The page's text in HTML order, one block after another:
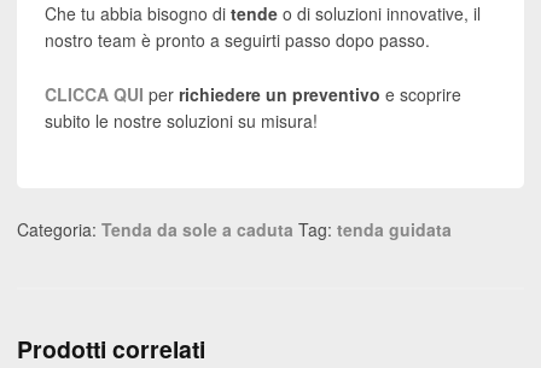
Che tu abbia bisogno di tendeo di soluzioni innovative, il
nostro team è pronto a seguirti passo dopo passo.
CLICCA QUI per richiedere un preventivo e scoprire
subito le nostre soluzioni su misura!
Categoria: Tenda da sole a caduta Tag: tenda guidata
Prodotti correlati